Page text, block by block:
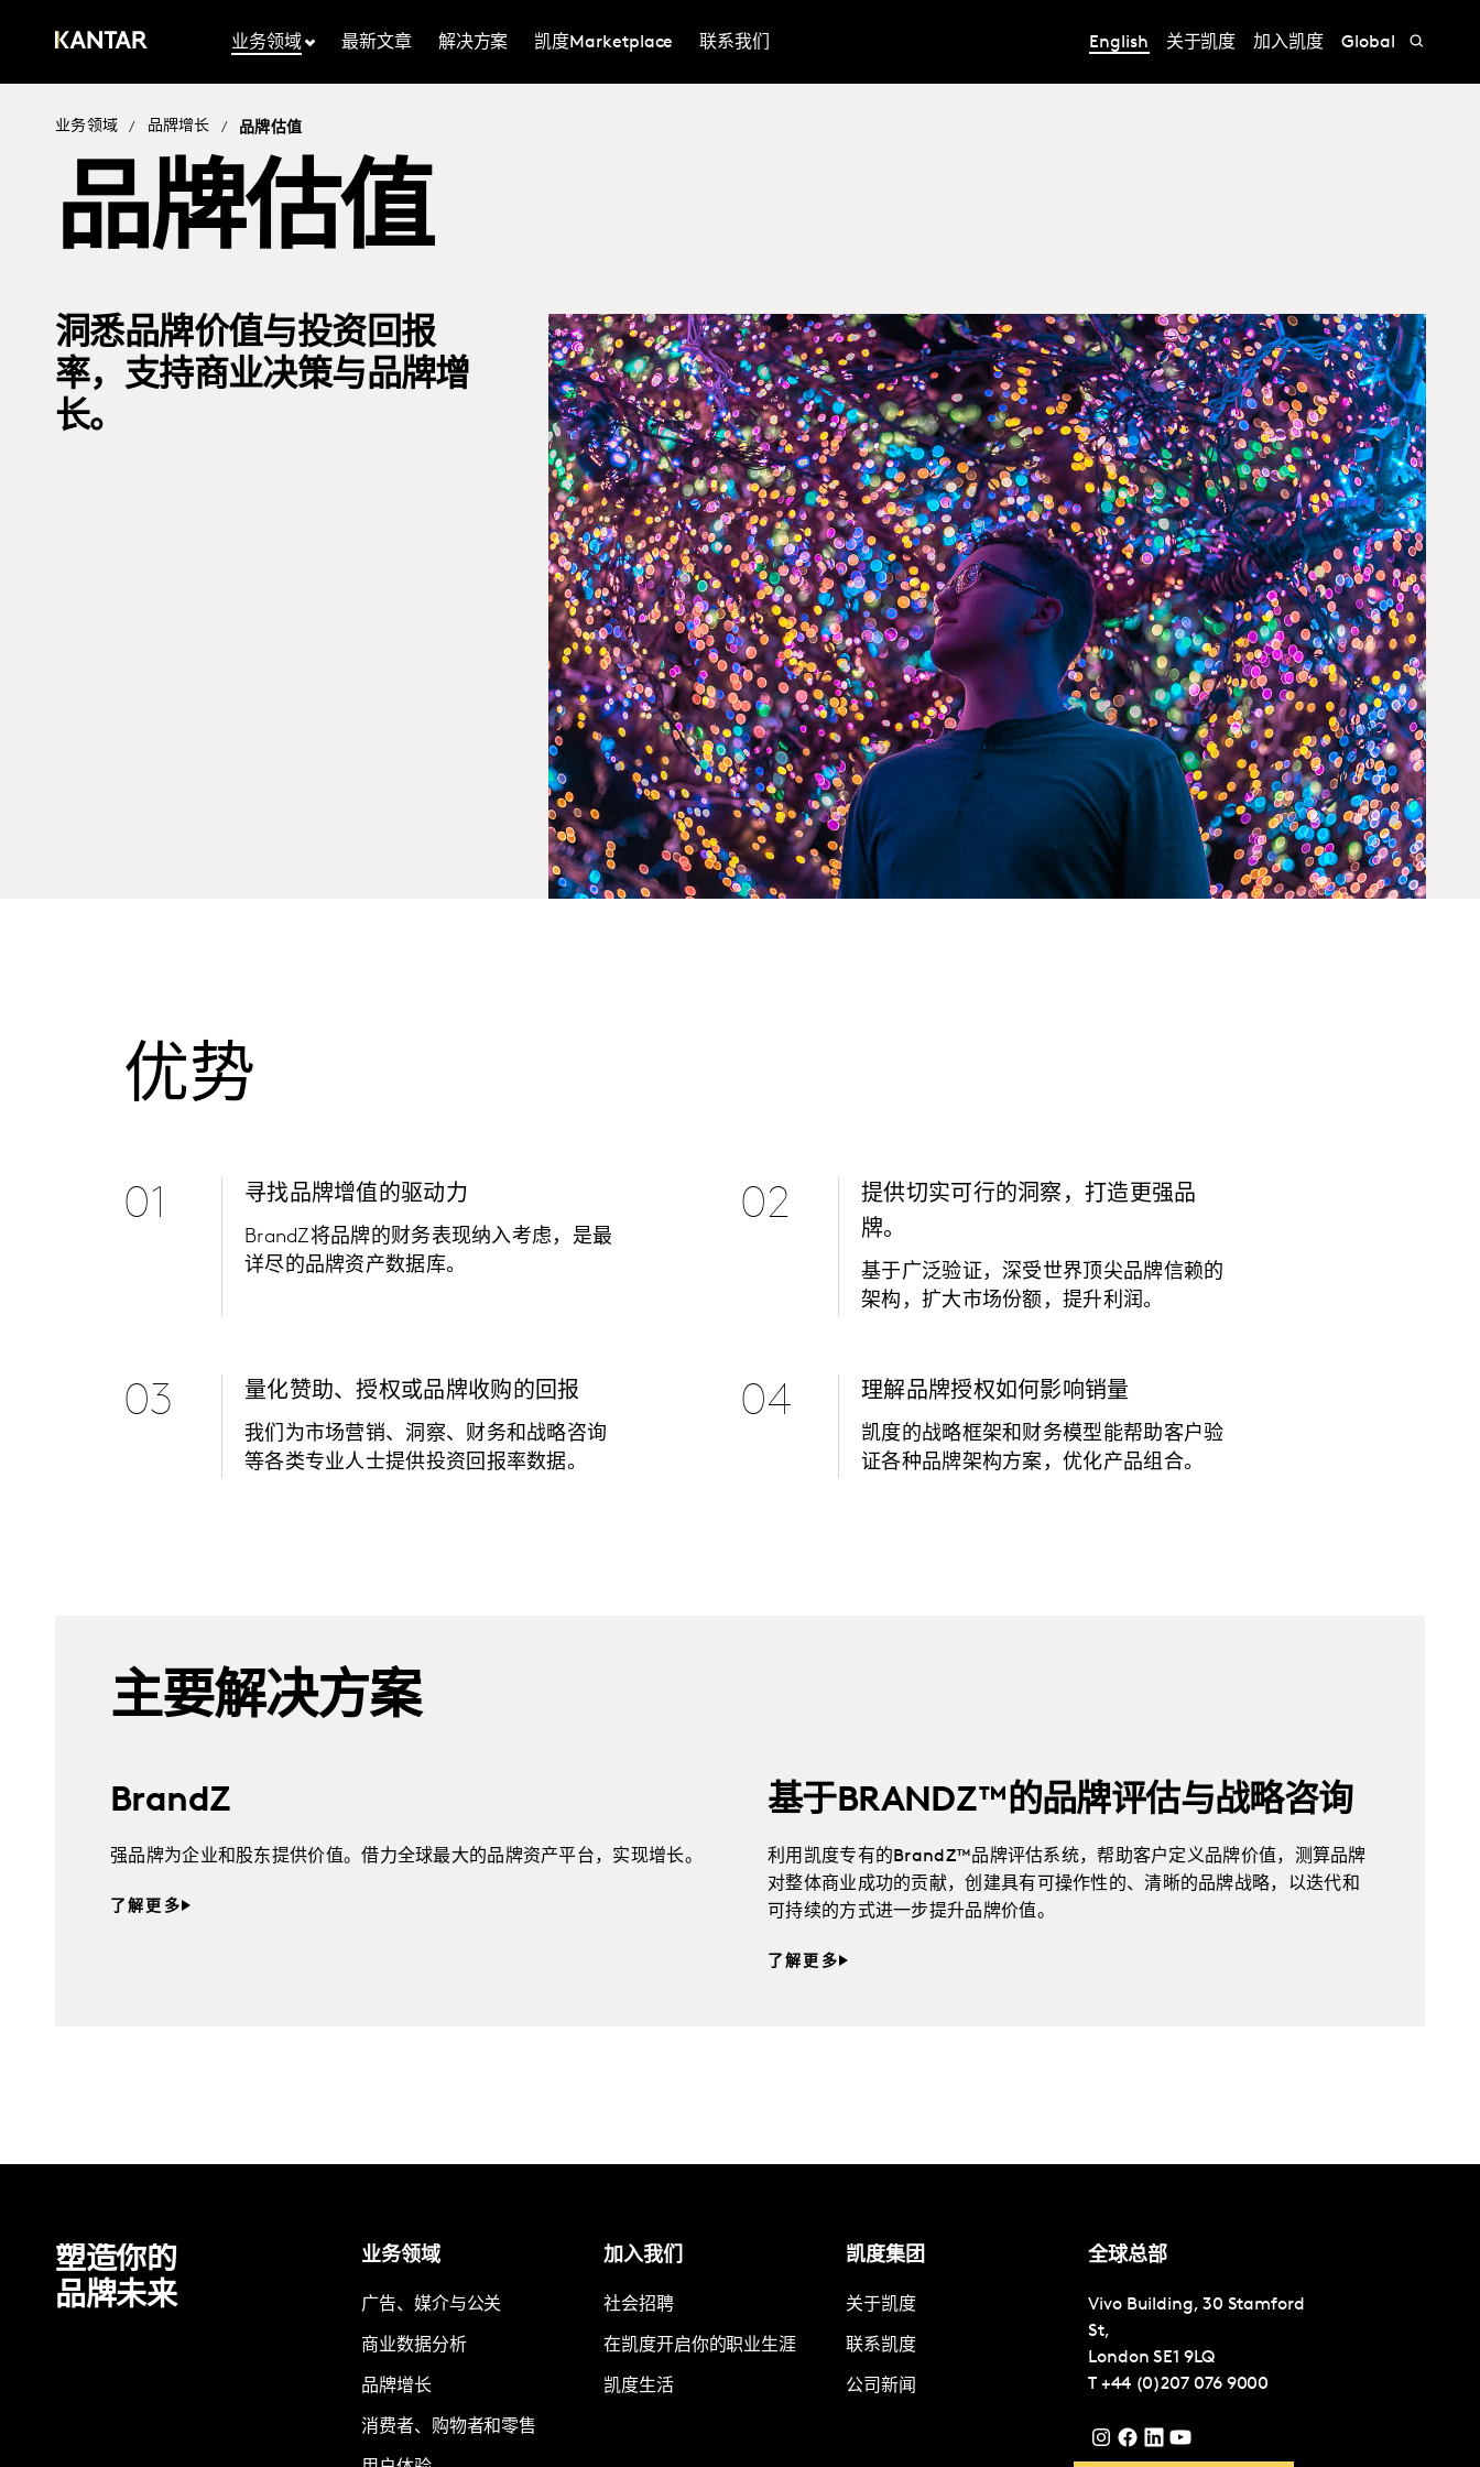
业务领域 最新文章 解决方案 凯度Marketplace 联系我们 English 关于凯度 加入凯度 Global
业务领域 / 品牌增长 / 品牌估值
品牌估值
洞悉品牌价值与投资回报
率，支持商业决策与品牌增
长。
优势
01 寻找品牌增值的驱动力
BrandZ将品牌的财务表现纳入考虑，是最
详尽的品牌资产数据库。
02
提供切实可行的洞察，打造更强品
牌。
基于广泛验证，深受世界顶尖品牌信赖的
架构，扩大市场份额，提升利润。
03 量化赞助、授权或品牌收购的回报
我们为市场营销、洞察、财务和战略咨询
等各类专业人士提供投资回报率数据。
04 理解品牌授权如何影响销量
凯度的战略框架和财务模型能帮助客户验
证各种品牌架构方案，优化产品组合。
主要解决方案
BrandZ
强品牌为企业和股东提供价值。借力全球最大的品牌资产平台，实现增长。
了解更多
基于BRANDZ™的品牌评估与战略咨询
利用凯度专有的BrandZ™品牌评估系统，帮助客户定义品牌价值，测算品牌
对整体商业成功的贡献，创建具有可操作性的、清晰的品牌战略，以迭代和
可持续的方式进一步提升品牌价值。
了解更多
塑造你的
品牌未来
业务领域
广告、媒介与公关
商业数据分析
品牌增长
消费者、购物者和零售
加入我们
社会招聘
在凯度开启你的职业生涯
凯度生活
凯度集团
关于凯度
联系凯度
公司新闻
全球总部
Vivo Building, 30 Stamford
St,
London SE1 9LQ
T +44 (0)207 076 9000